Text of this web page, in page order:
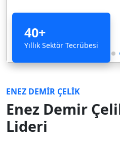
40+
Yıllık Sektör Tecrübesi
ENEZ DEMİR ÇELİK
Enez Demir
Lideri